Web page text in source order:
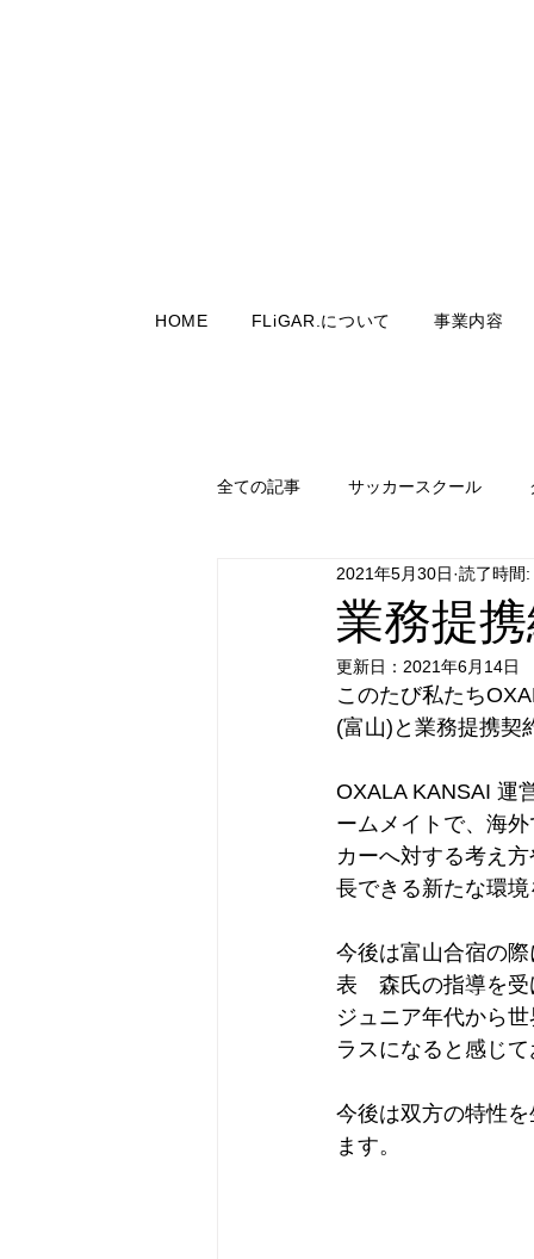
HOME FLiGAR.について 事業内容
全ての記事 サッカースクール
業務提
2021年5月30日 読了時間
更新日： 2021年6月14日
このたび私たち
(富山)と業務提携契
OXALA KANSAI 運
ームメイトで、海
カーへ対する考え
長できる新たな環
今後は富山合宿の
表　森氏の指導を
ジュニア年代から
ラスになると感じ
今後は双方の特性
ます。